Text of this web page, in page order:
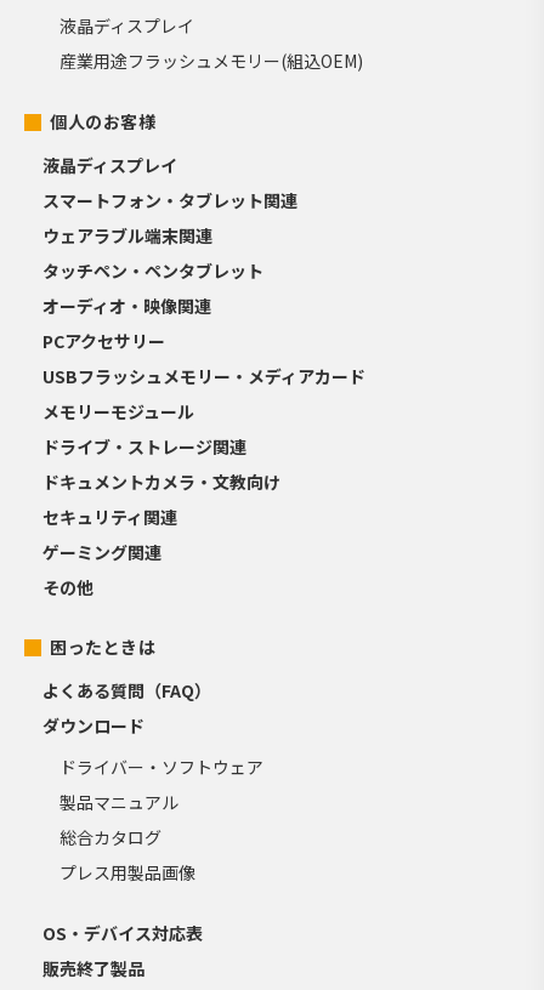
液晶ディスプレイ
産業用途フラッシュメモリー(組込OEM)
個人のお客様
液晶ディスプレイ
スマートフォン・タブレット関連
ウェアラブル端末関連
タッチペン・ペンタブレット
オーディオ・映像関連
PCアクセサリー
USBフラッシュメモリー・メディアカード
メモリーモジュール
ドライブ・ストレージ関連
ドキュメントカメラ・文教向け
セキュリティ関連
ゲーミング関連
その他
困ったときは
よくある質問（FAQ）
ダウンロード
ドライバー・ソフトウェア
製品マニュアル
総合カタログ
プレス用製品画像
OS・デバイス対応表
販売終了製品